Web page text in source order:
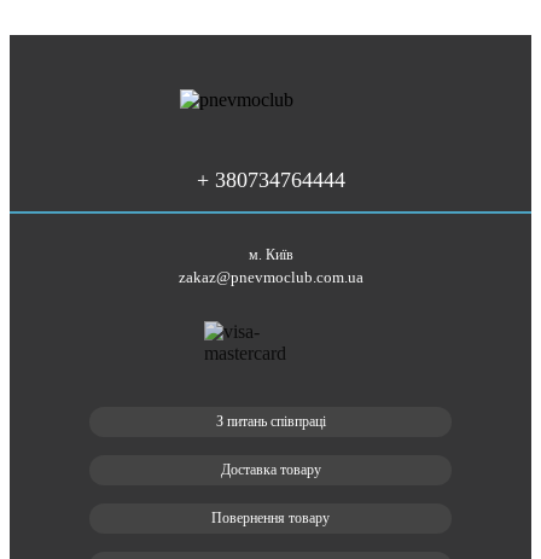
+ 380734764444
м. Київ
zakaz@pnevmoclub.com.ua
З питань співпраці
Доставка товару
Повернення товару